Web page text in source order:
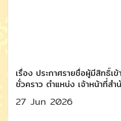
เรื่อง ประกาศรายชื่อผู้มีสิทธิ์เข้ารับการคัดเลือกลูกจ้าง
ชั่วคราว ตำแหน่ง เจ้าหน้าที่สำ
27 Jun 2026